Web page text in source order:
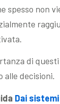
spesso non
di
alle decisioni.
Dai